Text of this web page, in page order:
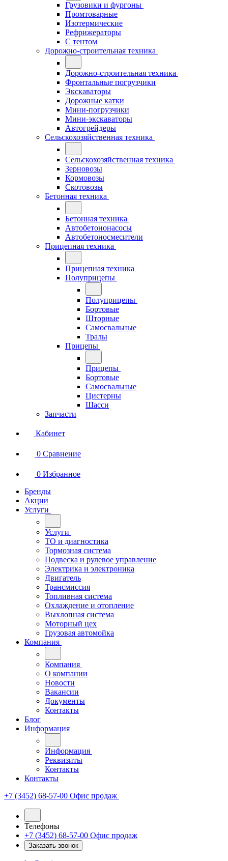
Грузовики и фургоны
Промтоварные
Изотермические
Рефрижераторы
С тентом
Дорожно-строительная техника
Дорожно-строительная техника
Фронтальные погрузчики
Экскаваторы
Дорожные катки
Мини-погрузчики
Мини-экскаваторы
Автогрейдеры
Сельскохозяйственная техника
Сельскохозяйственная техника
Зерновозы
Кормовозы
Скотовозы
Бетонная техника
Бетонная техника
Автобетононасосы
Автобетоносмесители
Прицепная техника
Прицепная техника
Полуприцепы
Полуприцепы
Бортовые
Шторные
Самосвальные
Тралы
Прицепы
Прицепы
Бортовые
Самосвальные
Цистерны
Шасси
Запчасти
Кабинет
0 Сравнение
0 Избранное
Бренды
Акции
Услуги
Услуги
ТО и диагностика
Тормозная система
Подвеска и рулевое управление
Электрика и электроника
Двигатель
Трансмиссия
Топливная система
Охлаждение и отопление
Выхлопная система
Моторный цех
Грузовая автомойка
Компания
Компания
О компании
Новости
Вакансии
Документы
Контакты
Блог
Информация
Информация
Реквизиты
Контакты
Контакты
+7 (3452) 68-57-00 Офис продаж
Телефоны
+7 (3452) 68-57-00 Офис продаж
Заказать звонок